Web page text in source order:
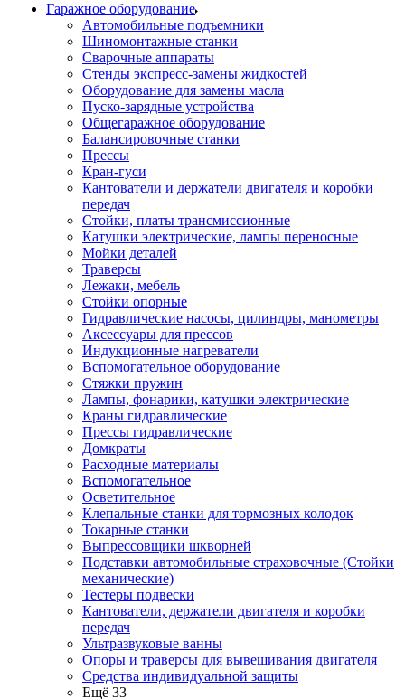
Гаражное оборудование
Автомобильные подъемники
Шиномонтажные станки
Сварочные аппараты
Стенды экспресс-замены жидкостей
Оборудование для замены масла
Пуско-зарядные устройства
Общегаражное оборудование
Балансировочные станки
Прессы
Кран-гуси
Кантователи и держатели двигателя и коробки
передач
Стойки, платы трансмиссионные
Катушки электрические, лампы переносные
Мойки деталей
Траверсы
Лежаки, мебель
Стойки опорные
Гидравлические насосы, цилиндры, манометры
Аксессуары для прессов
Индукционные нагреватели
Вспомогательное оборудование
Стяжки пружин
Лампы, фонарики, катушки электрические
Краны гидравлические
Прессы гидравлические
Домкраты
Расходные материалы
Вспомогательное
Осветительное
Клепальные станки для тормозных колодок
Токарные станки
Выпрессовщики шкворней
Подставки автомобильные страховочные (Стойки
механические)
Тестеры подвески
Кантователи, держатели двигателя и коробки
передач
Ультразвуковые ванны
Опоры и траверсы для вывешивания двигателя
Средства индивидуальной защиты
Ещё 33